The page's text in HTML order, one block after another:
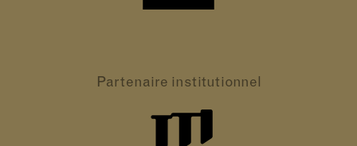
Partenaire institutionnel